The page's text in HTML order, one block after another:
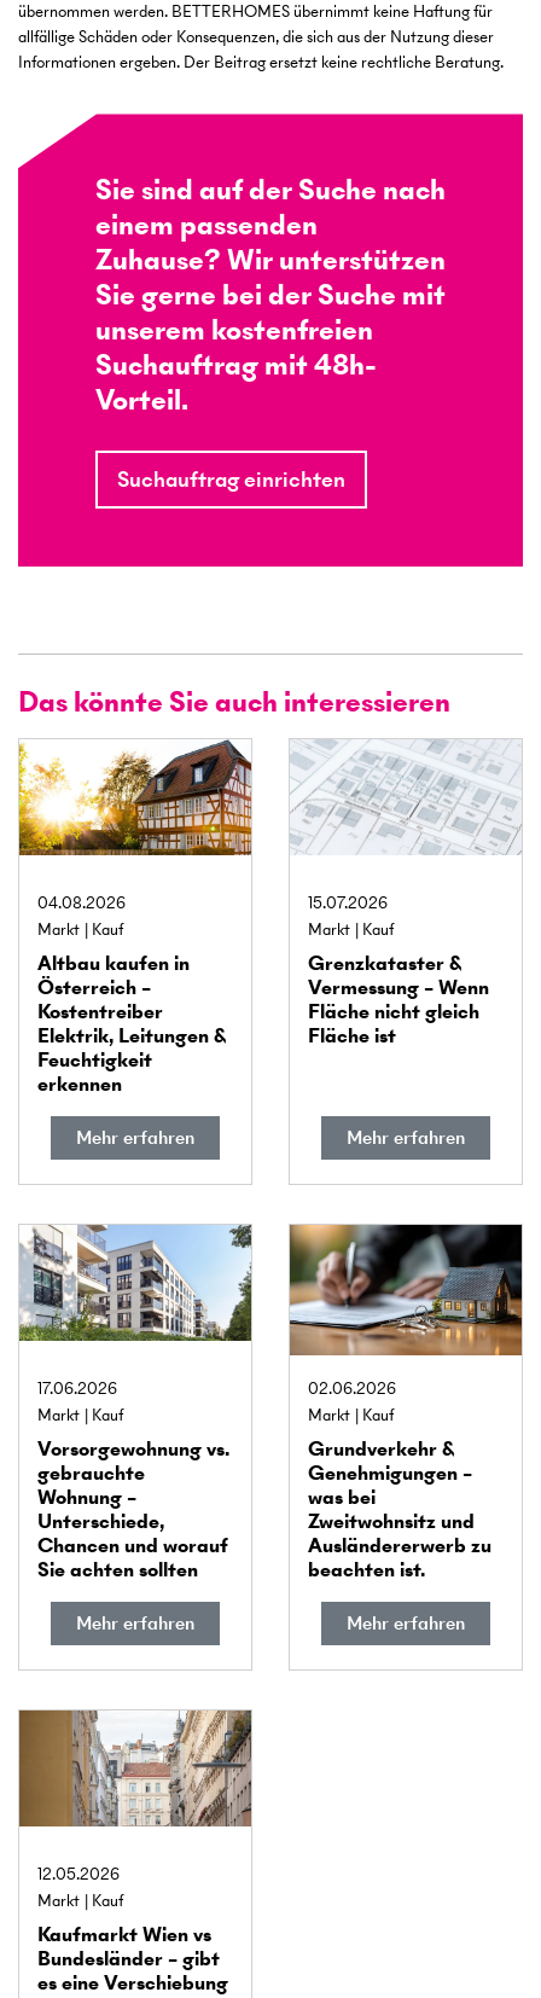
übernommen werden. BETTERHOMES übernimmt keine Haftung für
allfällige Schäden oder Konsequenzen, die sich aus der Nutzung dieser
Informationen ergeben. Der Beitrag ersetzt keine rechtliche Beratung.
Sie sind auf der Suche nach
einem passenden
Zuhause? Wir unterstützen
Sie gerne bei der Suche mit
unserem kostenfreien
Suchauftrag mit 48h-
Vorteil.
Suchauftrag einrichten
Das könnte Sie auch interessieren
04.08.2026
Markt Kauf
Altbau kaufen in
Österreich –
Kostentreiber
Elektrik, Leitungen &
Feuchtigkeit
erkennen
Mehr erfahren
15.07.2026
Markt Kauf
Grenz­kataster &
Vermessung – Wenn
Fläche nicht gleich
Fläche ist
Mehr erfahren
17.06.2026
Markt Kauf
Vorsorge­wohnung vs.
gebrauchte
Wohnung –
Unterschiede,
Chancen und worauf
Sie achten sollten
Mehr erfahren
02.06.2026
Markt Kauf
Grundverkehr &
Genehmigungen –
was bei
Zweitwohnsitz und
Ausländererwerb zu
beachten ist.
Mehr erfahren
12.05.2026
Markt Kauf
Kaufmarkt Wien vs
Bundes­länder – gibt
es eine Verschiebung